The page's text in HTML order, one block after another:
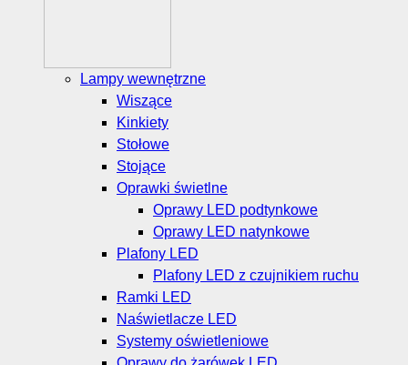
Lampy wewnętrzne
Wiszące
Kinkiety
Stołowe
Stojące
Oprawki świetlne
Oprawy LED podtynkowe
Oprawy LED natynkowe
Plafony LED
Plafony LED z czujnikiem ruchu
Ramki LED
Naświetlacze LED
Systemy oświetleniowe